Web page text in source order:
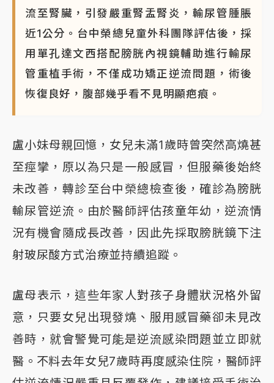
流至腎臟，引發嚴重腎盂腎炎，輸尿管腫脹
近1公分。台中榮總兒童外科團隊評估後，採
用單孔達文西搭配膀胱內視鏡輔助進行輸尿
管重植手術，不僅成功矯正逆流問題，術後
恢復良好，腹部幾乎看不見明顯疤痕。
盧小妹母親回憶，女兒未滿1歲時曾突然高燒甚
至痙攣，原以為只是一般感冒，但服藥後始終
未改善，轉診至台中榮總檢查後，確診為膀胱
輸尿管逆流。由於醫師評估孩童年幼，逆流情
況有機會隨成長改善，因此先採取膀胱鏡下注
射玻尿酸方式治療並持續追蹤。
盧母表示，這些年家人對孩子身體狀況格外留
意，只要女兒出現發燒、服用感冒藥卻未見改
善時，就會警覺可能是逆流感染問題並立即就
醫。不料去年女兒7歲時再度感染住院，醫師評